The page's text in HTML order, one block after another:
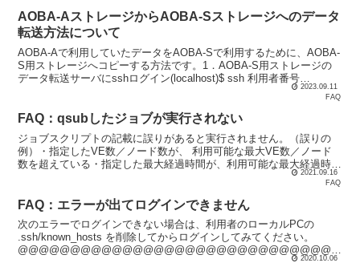
AOBA-AストレージからAOBA-Sストレージへのデータ
転送方法について
AOBA-Aで利用していたデータをAOBA-Sで利用するために、AOBA-
S用ストレージへコピーする方法です。1．AOBA-S用ストレージの
データ転送サーバにsshログイン(localhost)$ ssh 利用者番号
2023.09.11
FAQ
FAQ：qsubしたジョブが実行されない
ジョブスクリプトの記載に誤りがあると実行されません。（誤りの
例）・指定したVE数／ノード数が、 利用可能な最大VE数／ノード
数を超えている・指定した最大経過時間が、利用可能な最大経過時間
2021.09.16
FAQ
FAQ：エラーが出てログインできません
次のエラーでログインできない場合は、利用者のローカルPCの
.ssh/known_hosts を削除してからログインしてみてください。
@@@@@@@@@@@@@@@@@@@@@@@@@@@@@@@
2020.10.06